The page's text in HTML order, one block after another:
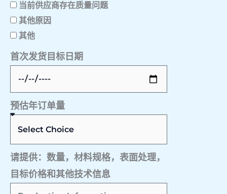
当前供应商存在质量问题
其他原因
其他
首次发货目标日期
预估年订单量
请提供：数量，材料规格，表面处理，
目标价格和其他技术信息